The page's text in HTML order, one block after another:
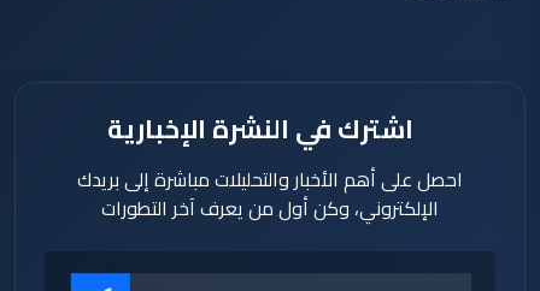
اشترك في النشرة الإخبارية
احصل على أهم الأخبار والتحليلات مباشرة إلى بريدك
الإلكتروني، وكن أول من يعرف آخر التطورات